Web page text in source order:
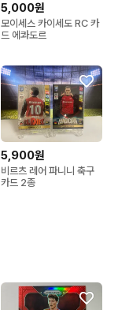
5,000원
모이세스 카이세도 RC 카
드 에콰도르
5,900원
비르츠 레어 파니니 축구
카드 2종